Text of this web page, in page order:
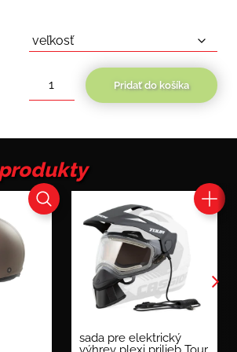
množstvo
391
Pridať do košíka
sada pre elektrický